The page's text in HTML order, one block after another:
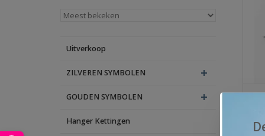
Uitverkoop
ZILVEREN SYMBOLEN
GOUDEN SYMBOLEN
Hanger Kettingen